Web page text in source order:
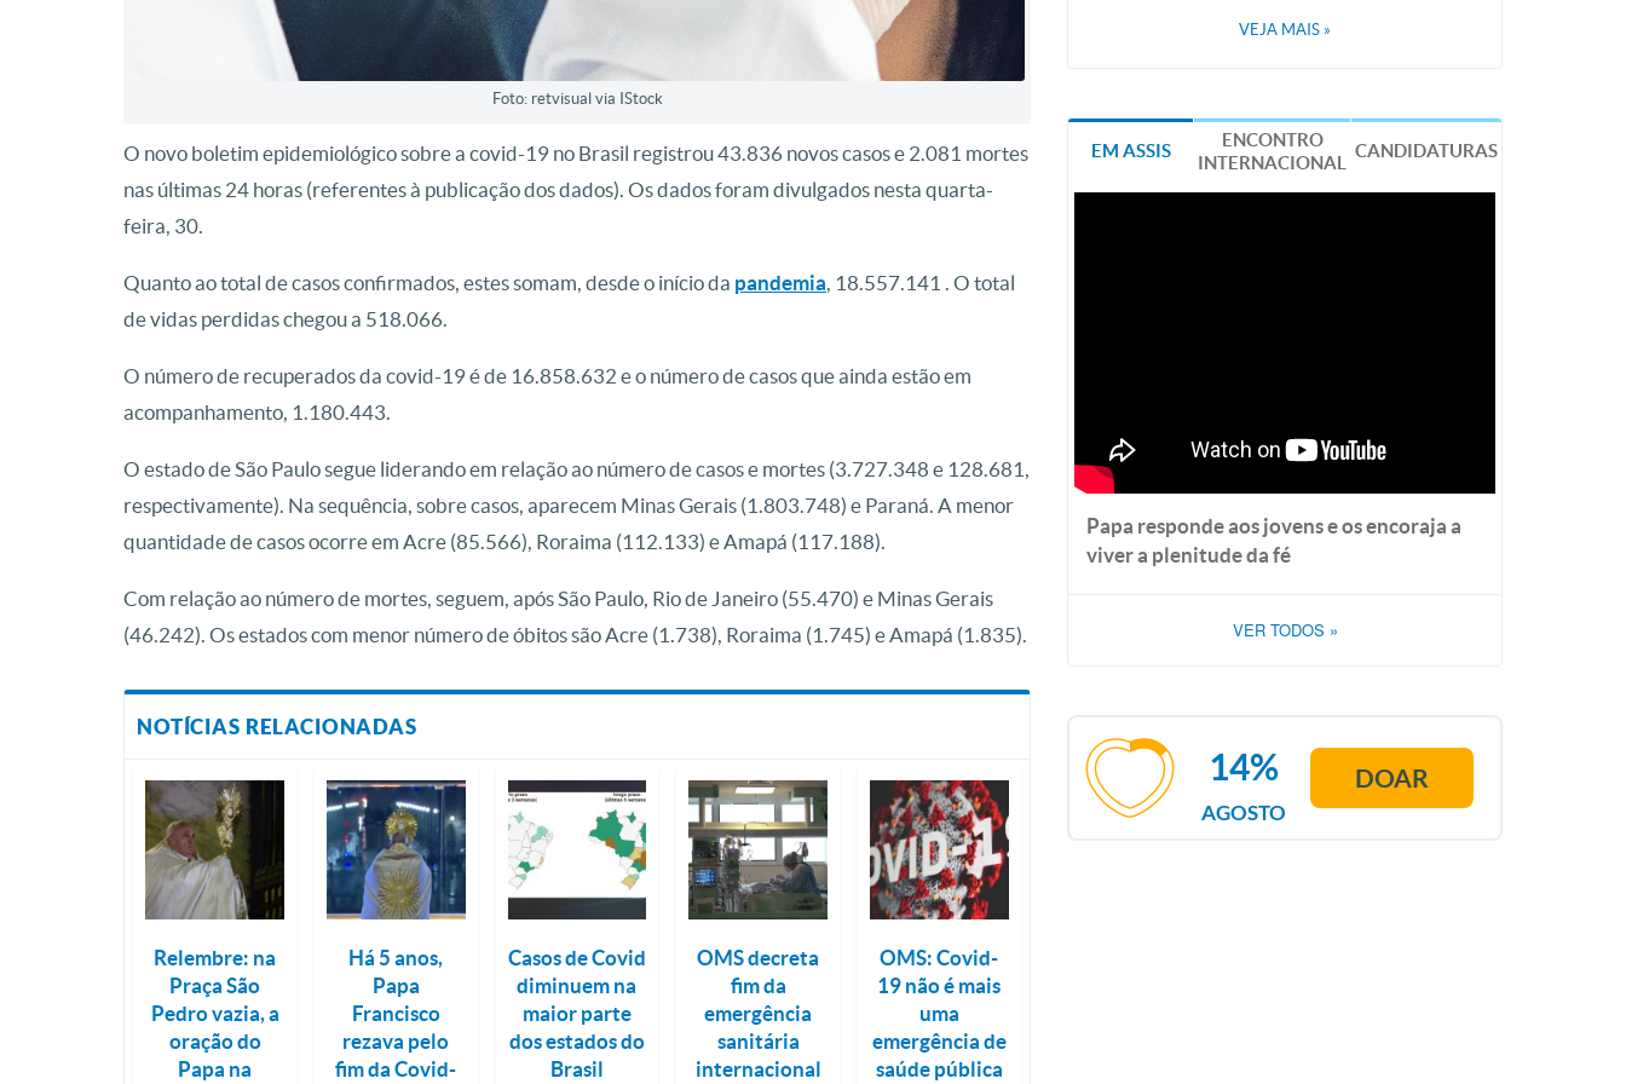
Foto: retvisual via IStock
O novo boletim epidemiológico sobre a covid-19 no Brasil registrou 43.836 novos casos e 2.081 mortes
nas últimas 24 horas (referentes à publicação dos dados). Os dados foram divulgados nesta quarta-
feira, 30.
Quanto ao total de casos confirmados, estes somam, desde o início da pandemia, 18.557.141 . O total
de vidas perdidas chegou a 518.066.
O número de recuperados da covid-19 é de 16.858.632 e o número de casos que ainda estão em
acompanhamento, 1.180.443.
O estado de São Paulo segue liderando em relação ao número de casos e mortes (3.727.348 e 128.681,
respectivamente). Na sequência, sobre casos, aparecem Minas Gerais (1.803.748) e Paraná. A menor
quantidade de casos ocorre em Acre (85.566), Roraima (112.133) e Amapá (117.188).
Com relação ao número de mortes, seguem, após São Paulo, Rio de Janeiro (55.470) e Minas Gerais
(46.242). Os estados com menor número de óbitos são Acre (1.738), Roraima (1.745) e Amapá (1.835).
NOTÍCIAS RELACIONADAS
Relembre: na
Praça São
Pedro vazia, a
oração do
Papa na
Há 5 anos,
Papa
Francisco
rezava pelo
fim da Covid-
Casos de Covid
diminuem na
maior parte
dos estados do
Brasil
OMS decreta
fim da
emergência
sanitária
internacional
OMS: Covid-
19 não é mais
uma
emergência de
saúde pública
VEJA MAIS »
EM ASSIS
ENCONTRO
INTERNACIONAL
CANDIDATURAS
Papa responde aos jovens e os encoraja a
viver a plenitude da fé
VER TODOS »
AGOSTO
14% DOAR